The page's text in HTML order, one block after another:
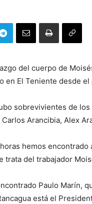
del cuerpo de
en El Teniente desde el
sobrevivientes de
Arancibia, Alex
hemos
trata del trabajador
Paulo Marín,
está el